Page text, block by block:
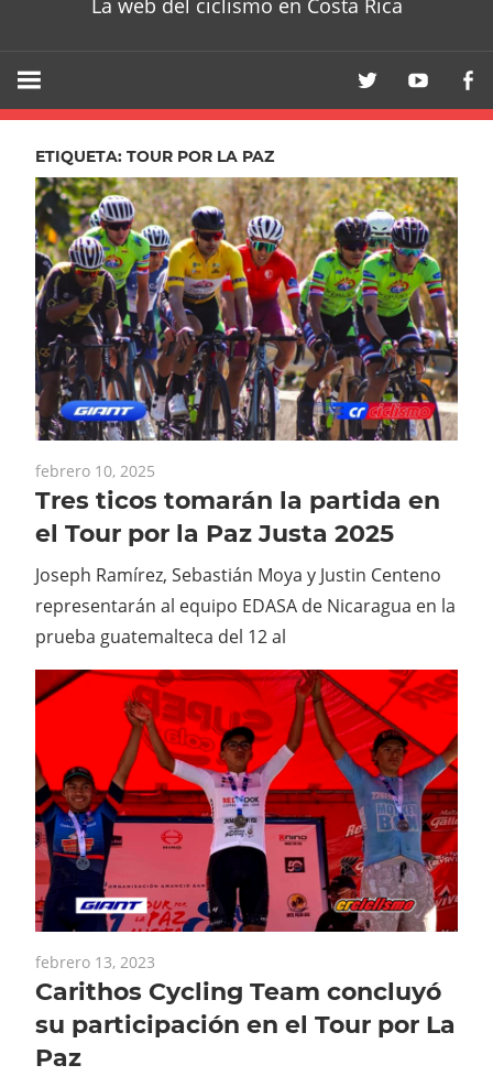
La web del ciclismo en Costa Rica
ETIQUETA: TOUR POR LA PAZ
febrero 10, 2025
Tres ticos tomarán la partida en
el Tour por la Paz Justa 2025
Joseph Ramírez, Sebastián Moya y Justin Centeno
representarán al equipo EDASA de Nicaragua en la
prueba guatemalteca del 12 al
febrero 13, 2023
Carithos Cycling Team concluyó
su participación en el Tour por La
Paz